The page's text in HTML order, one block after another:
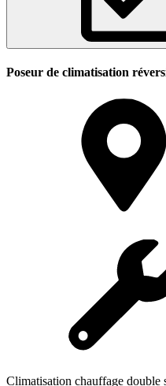
Poseur de climatisation
Climatisation chauffage double